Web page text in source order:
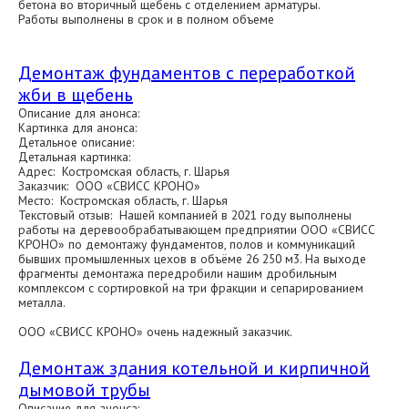
бетона во вторичный щебень с отделением арматуры.
Работы выполнены в срок и в полном объеме
Демонтаж фундаментов с переработкой
жби в щебень
Описание для анонса:
Картинка для анонса:
Детальное описание:
Детальная картинка:
Адрес: Костромская область, г. Шарья
Заказчик: ООО «СВИСС КРОНО»
Место: Костромская область, г. Шарья
Текстовый отзыв: Нашей компанией в 2021 году выполнены
работы на деревообрабатывающем предприятии ООО «СВИСС
КРОНО» по демонтажу фундаментов, полов и коммуникаций
бывших промышленных цехов в объёме 26 250 м3. На выходе
фрагменты демонтажа передробили нашим дробильным
комплексом с сортировкой на три фракции и сепарированием
металла.
ООО «СВИСС КРОНО» очень надежный заказчик.
Демонтаж здания котельной и кирпичной
дымовой трубы